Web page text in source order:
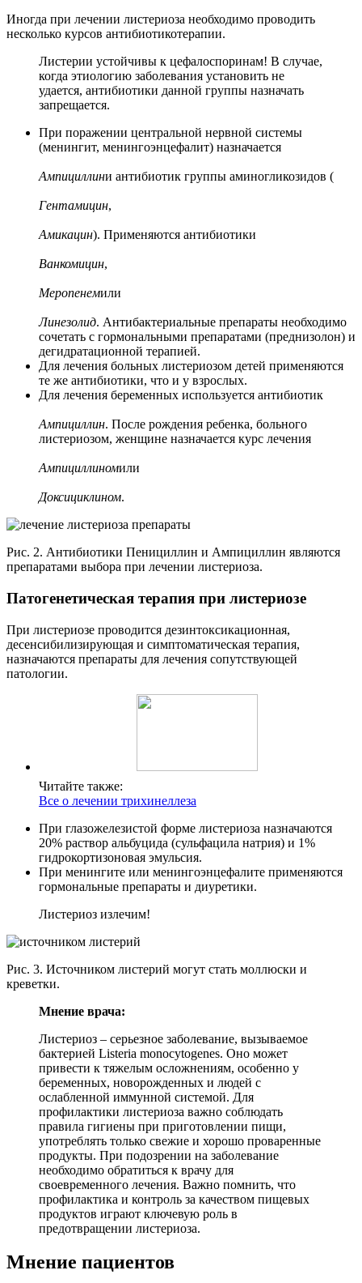
Иногда при лечении листериоза необходимо проводить
несколько курсов антибиотикотерапии.
Листерии устойчивы к цефалоспоринам! В случае,
когда этиологию заболевания установить не
удается, антибиотики данной группы назначать
запрещается.
При поражении центральной нервной системы
(менингит, менингоэнцефалит) назначается
Ампициллини антибиотик группы аминогликозидов (
Гентамицин,
Амикацин). Применяются антибиотики
Ванкомицин,
Меропенемили
Линезолид. Антибактериальные препараты необходимо
сочетать с гормональными препаратами (преднизолон) и
дегидратационной терапией.
Для лечения больных листериозом детей применяются
те же антибиотики, что и у взрослых.
Для лечения беременных используется антибиотик
Ампициллин. После рождения ребенка, больного
листериозом, женщине назначается курс лечения
Ампициллиномили
Доксициклином.
Рис. 2. Антибиотики Пенициллин и Ампициллин являются
препаратами выбора при лечении листериоза.
Патогенетическая терапия при листериозе
При листериозе проводится дезинтоксикационная,
десенсибилизирующая и симптоматическая терапия,
назначаются препараты для лечения сопутствующей
патологии.
Читайте также:
Все о лечении трихинеллеза
При глазожелезистой форме листериоза назначаются
20% раствор альбуцида (сульфацила натрия) и 1%
гидрокортизоновая эмульсия.
При менингите или менингоэнцефалите применяются
гормональные препараты и диуретики.
Листериоз излечим!
Рис. 3. Источником листерий могут стать моллюски и
креветки.
Мнение врача:
Листериоз – серьезное заболевание, вызываемое
бактерией Listeria monocytogenes. Оно может
привести к тяжелым осложнениям, особенно у
беременных, новорожденных и людей с
ослабленной иммунной системой. Для
профилактики листериоза важно соблюдать
правила гигиены при приготовлении пищи,
употреблять только свежие и хорошо проваренные
продукты. При подозрении на заболевание
необходимо обратиться к врачу для
своевременного лечения. Важно помнить, что
профилактика и контроль за качеством пищевых
продуктов играют ключевую роль в
предотвращении листериоза.
Мнение пациентов